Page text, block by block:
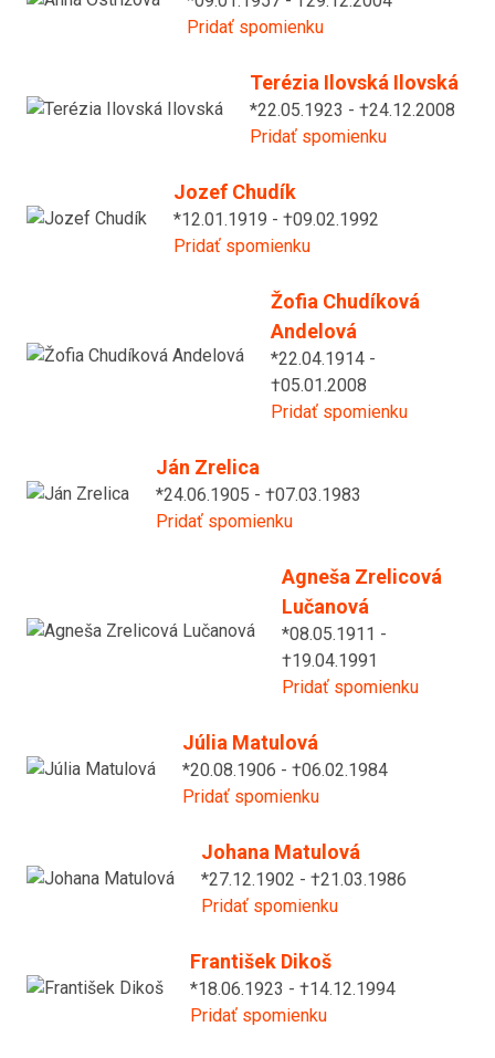
Pridať spomienku
Terézia Ilovská Ilovská
*22.05.1923 - †24.12.2008
Pridať spomienku
Jozef Chudík
*12.01.1919 - †09.02.1992
Pridať spomienku
Žofia Chudíková
Andelová
*22.04.1914 -
†05.01.2008
Pridať spomienku
Ján Zrelica
*24.06.1905 - †07.03.1983
Pridať spomienku
Agneša Zrelicová
Lučanová
*08.05.1911 -
†19.04.1991
Pridať spomienku
Júlia Matulová
*20.08.1906 - †06.02.1984
Pridať spomienku
Johana Matulová
*27.12.1902 - †21.03.1986
Pridať spomienku
František Dikoš
*18.06.1923 - †14.12.1994
Pridať spomienku